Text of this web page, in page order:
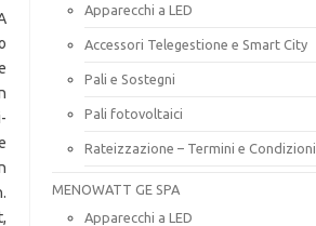
Apparecchi a LED
Accessori Telegestione e Smart City
Pali e Sostegni
Pali fotovoltaici
Rateizzazione – Termini e Condizioni
MENOWATT GE SPA
Apparecchi a LED